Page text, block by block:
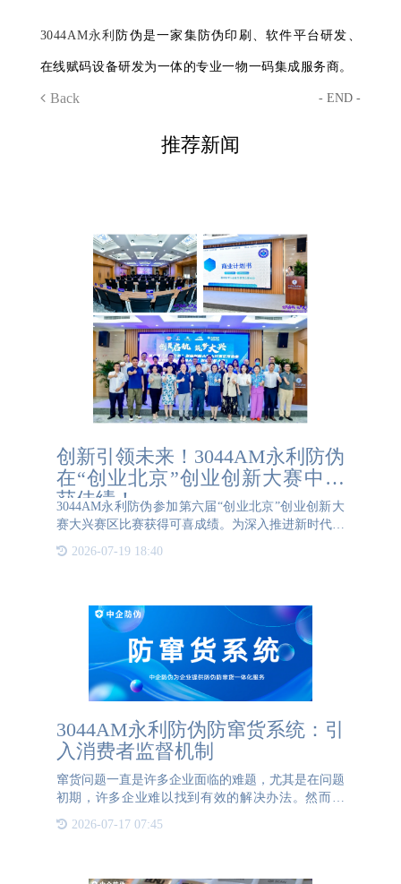
3044AM永利 防伪是一家集防伪印刷、软件平台研发、
在线赋码设备研发为一体的专业一物一码集成服务商。
Back - END -
推荐新闻
创新引领未来！3044AM永利防伪
在“创业北京”创业创新大赛中喜
获佳绩！
3044AM永利防伪参加第六届“创业北京”创业创新大
赛大兴赛区比赛获得可喜成绩。为深入推进新时代人
才建设，大力营造全社会鼓励支持创新创业的浓厚氛
围，第六届“创业北京”创业创新大赛大兴赛区预选赛
2026-07-19 18:40
3044AM永利防伪防窜货系统：引
入消费者监督机制
窜货问题一直是许多企业面临的难题，尤其是在问题
初期，许多企业难以找到有效的解决办法。然而，
决方案，通过赋予每件产品独一无二的二维码，实现
2026-07-17 07:45